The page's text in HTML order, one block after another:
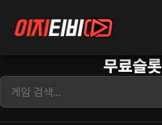
무료슬롯